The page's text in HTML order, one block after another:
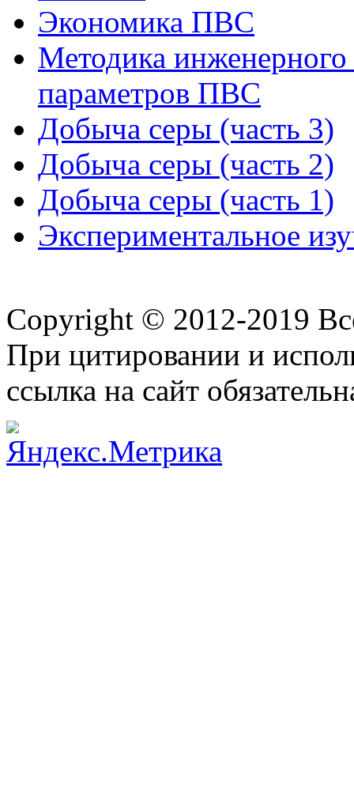
Экономика ПВС
Методика инженерного
параметров ПВС
Добыча серы (часть 3)
Добыча серы (часть 2)
Добыча серы (часть 1)
Экспериментальное
Copyright © 2012-2019
При цитировании и
ссылка на сайт